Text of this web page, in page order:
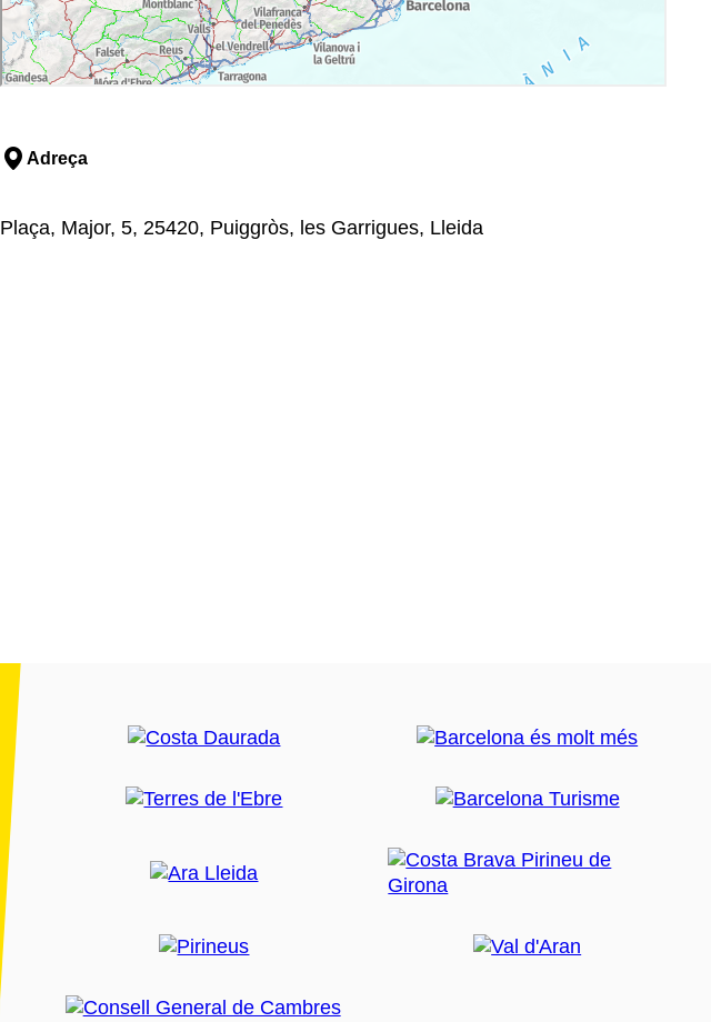
Adreça
Plaça, Major, 5, 25420, Puiggròs, les Garrigues, Lleida